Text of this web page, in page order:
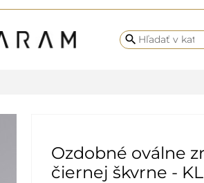
search
Ozdobné oválne
čiernej škvrne -